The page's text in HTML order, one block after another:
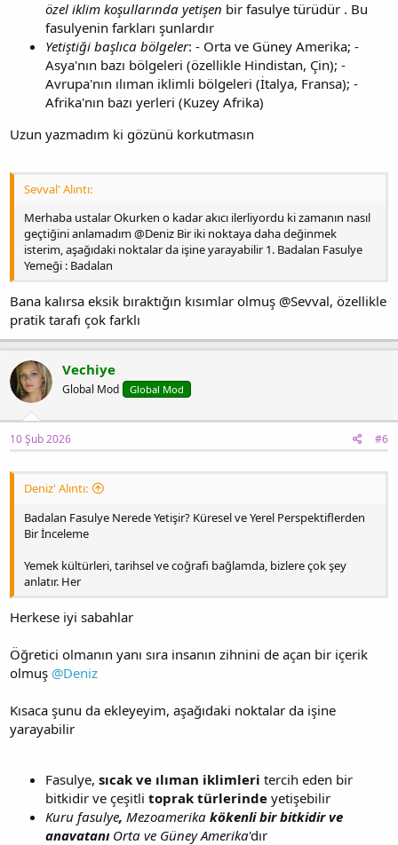
özel iklim koşullarında yetişen bir fasulye türüdür . Bu
fasulyenin farkları şunlardır
Yetiştiği başlıca bölgeler: - Orta ve Güney Amerika; -
Asya'nın bazı bölgeleri (özellikle Hindistan, Çin); -
Avrupa'nın ılıman iklimli bölgeleri (İtalya, Fransa); -
Afrika'nın bazı yerleri (Kuzey Afrika)
Uzun yazmadım ki gözünü korkutmasın
Sevval' Alıntı:
Merhaba ustalar Okurken o kadar akıcı ilerliyordu ki zamanın nasıl
geçtiğini anlamadım @Deniz Bir iki noktaya daha değinmek
isterim, aşağıdaki noktalar da işine yarayabilir 1. Badalan Fasulye
Yemeği : Badalan
Bana kalırsa eksik bıraktığın kısımlar olmuş @Sevval, özellikle
pratik tarafı çok farklı
Vechiye
Global Mod Global Mod
10 Şub 2026 #6
Deniz' Alıntı:
Badalan Fasulye Nerede Yetişir? Küresel ve Yerel Perspektiflerden
Bir İnceleme
Yemek kültürleri, tarihsel ve coğrafi bağlamda, bizlere çok şey
anlatır. Her
Herkese iyi sabahlar
Öğretici olmanın yanı sıra insanın zihnini de açan bir içerik
olmuş @Deniz
Kısaca şunu da ekleyeyim, aşağıdaki noktalar da işine
yarayabilir
Fasulye, sıcak ve ılıman iklimleri tercih eden bir
bitkidir ve çeşitli toprak türlerinde yetişebilir
Kuru fasulye, Mezoamerika kökenli bir bitkidir ve
anavatanı Orta ve Güney Amerika'dır